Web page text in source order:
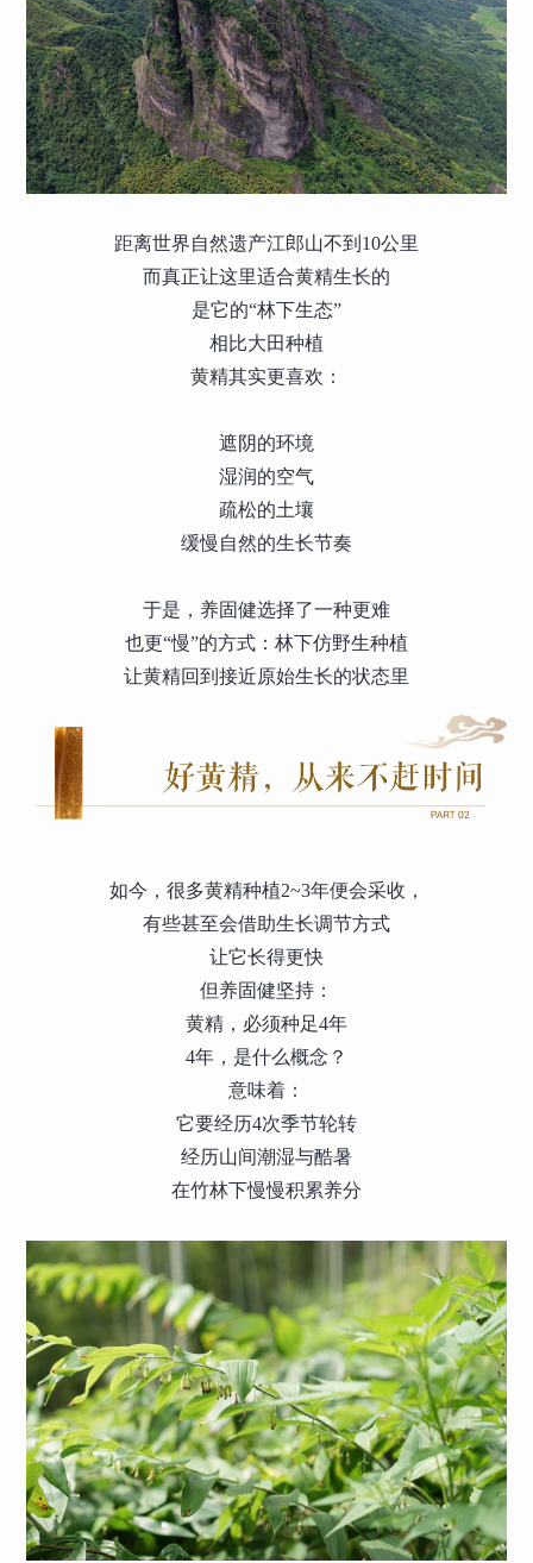
距离世界自然遗产江郎山不到10公里
而真正让这里适合黄精生长的
是它的“林下生态”
相比大田种植
黄精其实更喜欢：
遮阴的环境
湿润的空气
疏松的土壤
缓慢自然的生长节奏
于是，养固健选择了一种更难
也更“慢”的方式：林下仿野生种植
让黄精回到接近原始生长的状态里
如今，很多黄精种植2~3年便会采收，
有些甚至会借助生长调节方式
让它长得更快
但养固健坚持：
黄精，必须种足4年
4年，是什么概念？
意味着：
它要经历4次季节轮转
经历山间潮湿与酷暑
在竹林下慢慢积累养分